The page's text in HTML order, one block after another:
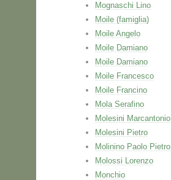
Mognaschi Lino
Moile (famiglia)
Moile Angelo
Moile Damiano
Moile Damiano
Moile Francesco
Moile Francino
Mola Serafino
Molesini Marcantonio
Molesini Pietro
Molinino Paolo Pietro
Molossi Lorenzo
Monchio